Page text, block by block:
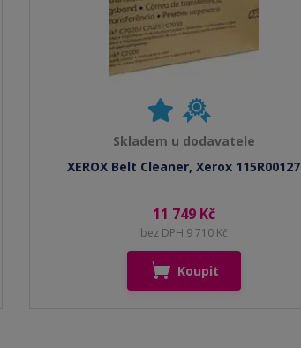
Skladem u dodavatele
XEROX Belt Cleaner, Xerox 115R00127
11 749 Kč
bez DPH 9 710 Kč
Koupit